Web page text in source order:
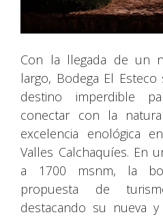
Con la llegada de un
largo, Bodega El
destino imperdible
conectar con la
excelencia enológica
Valles Calchaquíes. En
a 1700 msnm, la
propuesta de
destacando su nueva y